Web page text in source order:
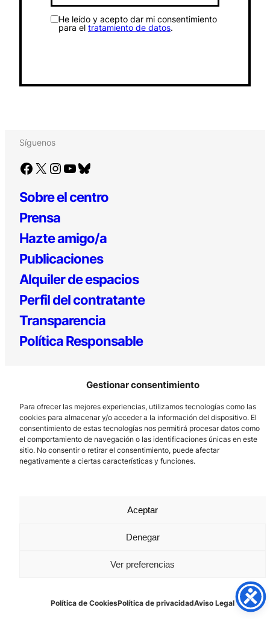
Gestionar consentimiento
Para ofrecer las mejores experiencias, utilizamos tecnologías como las
cookies para almacenar y/o acceder a la información del dispositivo. El
consentimiento de estas tecnologías nos permitirá procesar datos como
el comportamiento de navegación o las identificaciones únicas en este
sitio. No consentir o retirar el consentimiento, puede afectar
negativamente a ciertas características y funciones.
Aceptar
Denegar
Ver preferencias
Política de CookiesPolítica de privacidadAviso Legal
He leído y acepto dar mi consentimiento
para el tratamiento de datos.
Síguenos
Facebook X Instagram YouTube Bluesky
Sobre el centro
Prensa
Hazte amigo/a
Publicaciones
Alquiler de espacios
Perfil del contratante
Transparencia
Política Responsable
Los Prados, 121 – 33203 Gijón
985 185 577 – info@laboralcentrodearte.org